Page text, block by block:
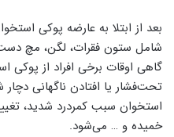
بعد از ابتلا به عارضه پوکی
شامل ستون فقرات، لگن، مچ
گاهی اوقات برخی افراد از پوکی
تحت‌فشار یا افتادن ناگهانی
استخوان سبب کمردرد شدید،
خمیده و … می‌شود.